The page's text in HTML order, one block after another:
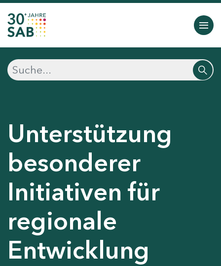
Unterstützung
besonderer
Initiativen für
regionale
Entwicklung